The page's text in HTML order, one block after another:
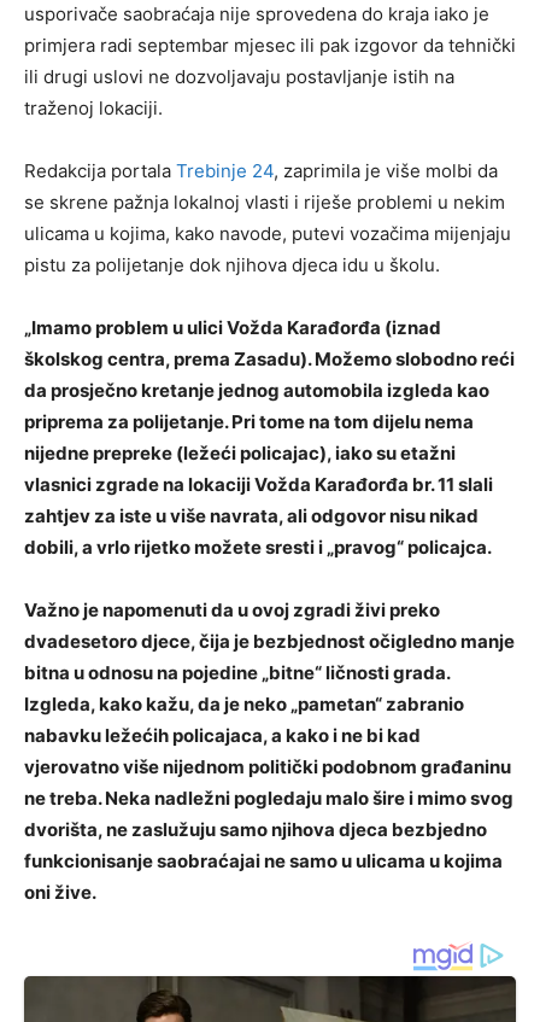
usporivače saobraćaja nije sprovedena do kraja iako je
primjera radi septembar mjesec ili pak izgovor da tehnički
ili drugi uslovi ne dozvoljavaju postavljanje istih na
traženoj lokaciji.
Redakcija portala Trebinje 24, zaprimila je više molbi da
se skrene pažnja lokalnoj vlasti i riješe problemi u nekim
ulicama u kojima, kako navode, putevi vozačima mijenjaju
pistu za polijetanje dok njihova djeca idu u školu.
„Imamo problem u ulici Vožda Karađorđa (iznad
školskog centra, prema Zasadu). Možemo slobodno reći
da prosječno kretanje jednog automobila izgleda kao
priprema za polijetanje. Pri tome na tom dijelu nema
nijedne prepreke (ležeći policajac), iako su etažni
vlasnici zgrade na lokaciji Vožda Karađorđa br. 11 slali
zahtjev za iste u više navrata, ali odgovor nisu nikad
dobili, a vrlo rijetko možete sresti i „pravog“ policajca.
Važno je napomenuti da u ovoj zgradi živi preko
dvadesetoro djece, čija je bezbjednost očigledno manje
bitna u odnosu na pojedine „bitne“ ličnosti grada.
Izgleda, kako kažu, da je neko „pametan“ zabranio
nabavku ležećih policajaca, a kako i ne bi kad
vjerovatno više nijednom politički podobnom građaninu
ne treba. Neka nadležni pogledaju malo šire i mimo svog
dvorišta, ne zaslužuju samo njihova djeca bezbjedno
funkcionisanje saobraćajai ne samo u ulicama u kojima
oni žive.